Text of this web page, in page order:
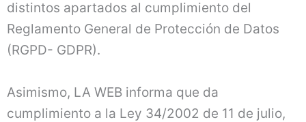
distintos apartados al cumplimiento del
Reglamento General de Protección de Datos
(RGPD- GDPR).
Asimismo, LA WEB informa que da
cumplimiento a la Ley 34/2002 de 11 de julio,